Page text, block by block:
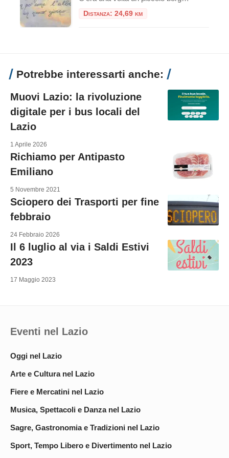
Distanza: 24,69 km
Potrebbe interessarti anche:
Muovi Lazio: la rivoluzione
digitale per i bus locali del
Lazio
1 Aprile 2026
Richiamo per Antipasto
Emiliano
5 Novembre 2021
Sciopero dei Trasporti per fine
febbraio
24 Febbraio 2026
Il 6 luglio al via i Saldi Estivi
2023
17 Maggio 2023
Eventi nel Lazio
Oggi nel Lazio
Arte e Cultura nel Lazio
Fiere e Mercatini nel Lazio
Musica, Spettacoli e Danza nel Lazio
Sagre, Gastronomia e Tradizioni nel Lazio
Sport, Tempo Libero e Divertimento nel Lazio